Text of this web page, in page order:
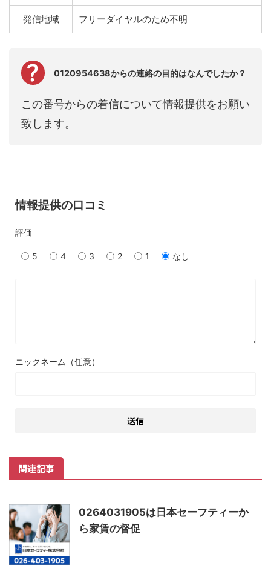
発信地域 フリーダイヤルのため不明
0120954638からの連絡の目的はなんでしたか？
この番号からの着信について情報提供をお願い
致します。
情報提供の口コミ
評価
5 4 3 2 1 なし
ニックネーム（任意）
関連記事
0264031905は日本セーフティーか
ら家賃の督促